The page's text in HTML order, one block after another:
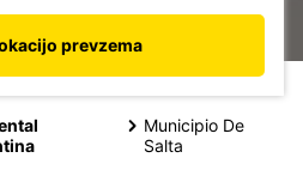
prevzema
Municipio De
Salta